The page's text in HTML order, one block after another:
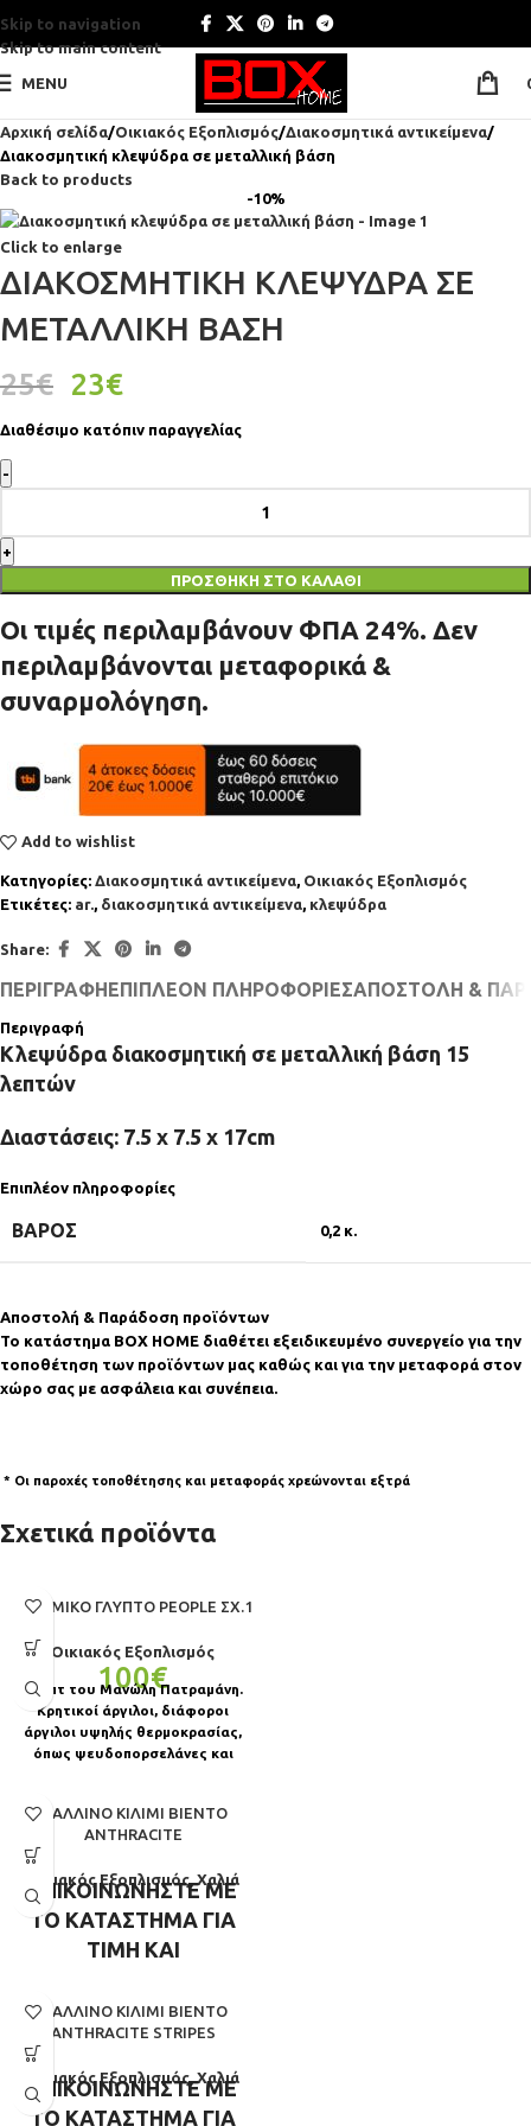
Skip to navigation
Skip to main content
MENU
Αρχική σελίδα Οικιακός Εξοπλισμός Διακοσμητικά αντικείμενα
Διακοσμητική κλεψύδρα σε μεταλλική βάση
Back to products
-10%
Click to enlarge
ΔΙΑΚΟΣΜΗΤΙΚΉ ΚΛΕΨΎΔΡΑ ΣΕ
ΜΕΤΑΛΛΙΚΉ ΒΆΣΗ
25€ 23€
Διαθέσιμο κατόπιν παραγγελίας
ΠΡΟΣΘΉΚΗ ΣΤΟ ΚΑΛΆΘΙ
Οι τιμές περιλαμβάνουν ΦΠΑ 24%. Δεν
περιλαμβάνονται μεταφορικά &
συναρμολόγηση.
Add to wishlist
Κατηγορίες: Διακοσμητικά αντικείμενα Οικιακός Εξοπλισμός
Ετικέτες: ar. διακοσμητικά αντικείμενα κλεψύδρα
Share:
ΠΕΡΙΓΡΑΦΉΕΠΙΠΛΈΟΝ ΠΛΗΡΟΦΟΡΊΕΣΑΠΟΣΤΟΛΉ &
Περιγραφή
Κλεψύδρα διακοσμητική σε μεταλλική βάση 15
λεπτών
Διαστάσεις: 7.5 x 7.5 x 17cm
Επιπλέον πληροφορίες
ΒΆΡΟΣ 0,2 κ.
Αποστολή & Παράδοση προϊόντων
Το κατάστημα BOX HOME διαθέτει εξειδικευμένο συνεργείο για την
τοποθέτηση των προϊόντων μας καθώς και για την μεταφορά στον
χώρο σας με ασφάλεια και συνέπεια.
* Οι παροχές τοποθέτησης και μεταφοράς χρεώνονται εξτρά
Σχετικά προϊόντα
ΚΕΡΑΜΙΚὈ ΓΛΥΠΤΌ PEOPLE ΣΧ.1
Οικιακός Εξοπλισμός
100€
Γλυπτὀ του Μανώλη Πατραμάνη.
Κρητικοί άργιλοι, διάφοροι
άργιλοι υψηλής θερμοκρασίας,
όπως ψευδοπορσελάνες και
ΜΆΛΛΙΝΟ ΚΙΛΊΜΙ BIENTO
ANTHRACITE
Οικιακός Εξοπλισμός,Χαλιά
ΕΠΙΚΟΙΝΩΝΗΣΤΕ ΜΕ
ΤΟ ΚΑΤΑΣΤΗΜΑ ΓΙΑ
ΤΙΜΗ ΚΑΙ
ΜΆΛΛΙΝΟ ΚΙΛΊΜΙ BIENTO
ANTHRACITE STRIPES
Οικιακός Εξοπλισμός,Χαλιά
ΕΠΙΚΟΙΝΩΝΗΣΤΕ ΜΕ
ΤΟ ΚΑΤΑΣΤΗΜΑ ΓΙΑ